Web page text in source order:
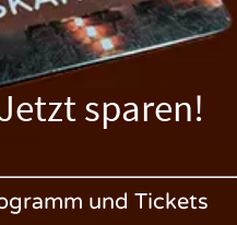
sparen!
und Tickets